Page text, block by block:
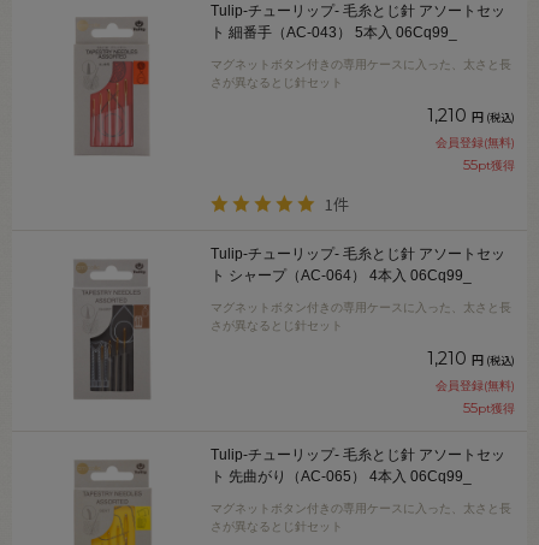
Tulip-チューリップ- 毛糸とじ針 アソートセッ
ト 細番手（AC-043） 5本入 06Cq99_
マグネットボタン付きの専用ケースに入った、太さと長
さが異なるとじ針セット
1,210 円 (税込)
会員登録(無料)
55pt獲得
1件
Tulip-チューリップ- 毛糸とじ針 アソートセッ
ト シャープ（AC-064） 4本入 06Cq99_
マグネットボタン付きの専用ケースに入った、太さと長
さが異なるとじ針セット
1,210 円 (税込)
会員登録(無料)
55pt獲得
Tulip-チューリップ- 毛糸とじ針 アソートセッ
ト 先曲がり（AC-065） 4本入 06Cq99_
マグネットボタン付きの専用ケースに入った、太さと長
さが異なるとじ針セット